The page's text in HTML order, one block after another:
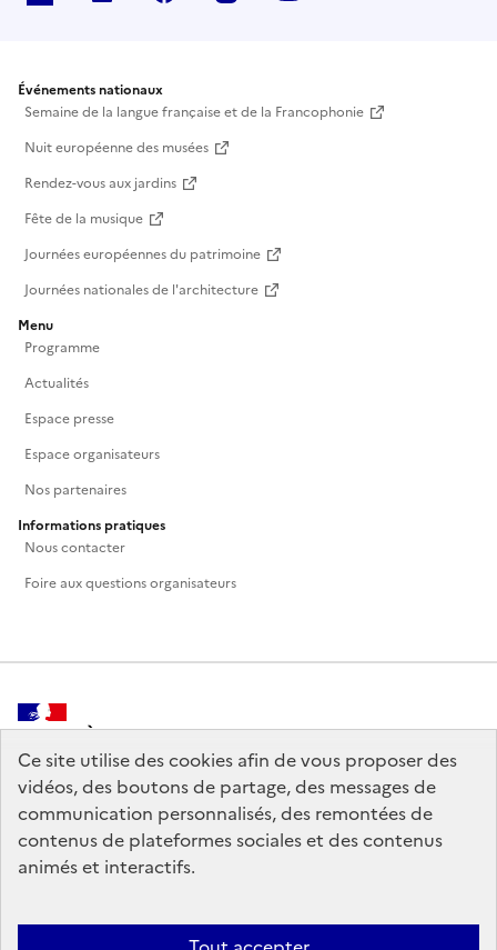
Ce site utilise des cookies afin de vous proposer des
vidéos, des boutons de partage, des messages de
communication personnalisés, des remontées de
contenus de plateformes sociales et des contenus
animés et interactifs.
Événements nationaux
Semaine de la langue française et de la Francophonie
Nuit européenne des musées
Rendez-vous aux jardins
Fête de la musique
Journées européennes du patrimoine
Journées nationales de l'architecture
Menu
Programme
Actualités
Espace presse
Espace organisateurs
Nos partenaires
Informations pratiques
Nous contacter
Foire aux questions organisateurs
MINISTÈRE
DE LA CULTURE
legifrance.gouv.fr
service-public.gouv.fr
data.gouv.fr